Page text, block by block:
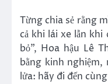
Từng chia sẻ rằng
cả khi lái xe lẫn
bỏ”, Hoa hậu Lê
bằng kinh
lửa: hãy đi đến